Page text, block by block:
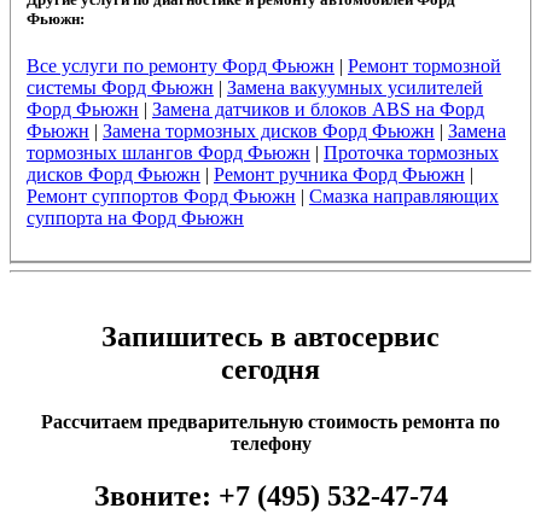
Фьюжн:
Все услуги по ремонту Форд Фьюжн | Ремонт тормозной
системы Форд Фьюжн | Замена вакуумных усилителей
Форд Фьюжн | Замена датчиков и блоков ABS на Форд
Фьюжн | Замена тормозных дисков Форд Фьюжн | Замена
тормозных шлангов Форд Фьюжн | Проточка тормозных
дисков Форд Фьюжн | Ремонт ручника Форд Фьюжн |
Ремонт суппортов Форд Фьюжн | Смазка направляющих
суппорта на Форд Фьюжн
Запишитесь в автосервис
сегодня
Рассчитаем предварительную стоимость ремонта по
телефону
Звоните: +7 (495) 532-47-74